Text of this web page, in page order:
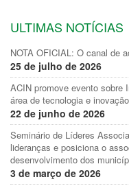
ULTIMAS NOTÍCIAS
NOTA OFICIAL: O canal de
25 de julho de 2026
ACIN promove evento
área de tecnologia e inovação
22 de junho de 2026
Seminário de Líderes
lideranças e posiciona o
desenvolvimento dos
3 de março de 2026